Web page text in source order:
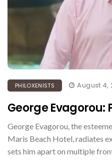
PHILOXENISTS August 4,
George Evagorou:
George Evagorou, the
Maris Beach Hotel, radiates
sets him apart on multiple